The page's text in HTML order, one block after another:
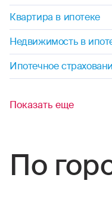
Квартира в ипотеке
Недвижимость в
Ипотечное
Показать еще
По